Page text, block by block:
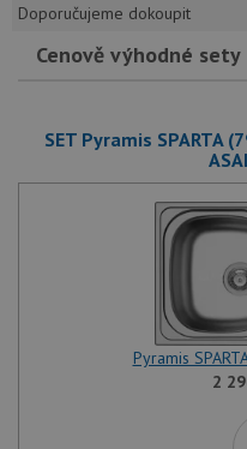
Doporučujeme dokoupit
Cenově výhodné sety
SET Pyramis SPARTA
Pyramis
2